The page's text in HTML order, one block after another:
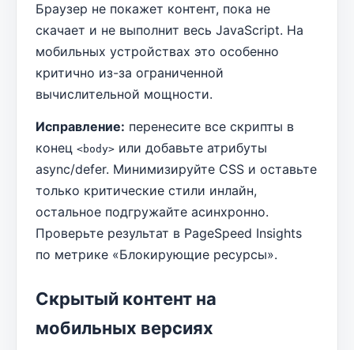
Браузер не покажет контент, пока не
скачает и не выполнит весь JavaScript. На
мобильных устройствах это особенно
критично из-за ограниченной
вычислительной мощности.
Исправление: перенесите все скрипты в
конец <body> или добавьте атрибуты
async/defer. Минимизируйте CSS и оставьте
только критические стили инлайн,
остальное подгружайте асинхронно.
Проверьте результат в PageSpeed Insights
по метрике «Блокирующие ресурсы».
Скрытый контент на
мобильных версиях